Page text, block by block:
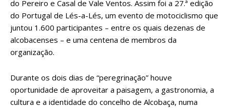
do Pereiro e Casal de Vale Ventos. Assim foi a 27.ª edição
do Portugal de Lés-a-Lés, um evento de motociclismo que
juntou 1.600 participantes – entre os quais dezenas de
alcobacenses – e uma centena de membros da
organização.
Durante os dois dias de “peregrinação” houve
oportunidade de aproveitar a paisagem, a gastronomia, a
cultura e a identidade do concelho de Alcobaça, numa